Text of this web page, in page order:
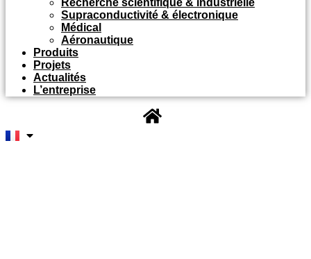
Recherche scientifique & industrielle
Supraconductivité & électronique
Médical
Aéronautique
Produits
Projets
Actualités
L’entreprise